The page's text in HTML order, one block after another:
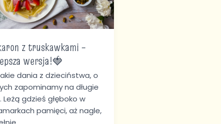
z truskawkami –
wersja!🍓
dania z dzieciństwa, o
zapominamy na długie
Leżą gdzieś głęboko w
pamięci, aż nagle,